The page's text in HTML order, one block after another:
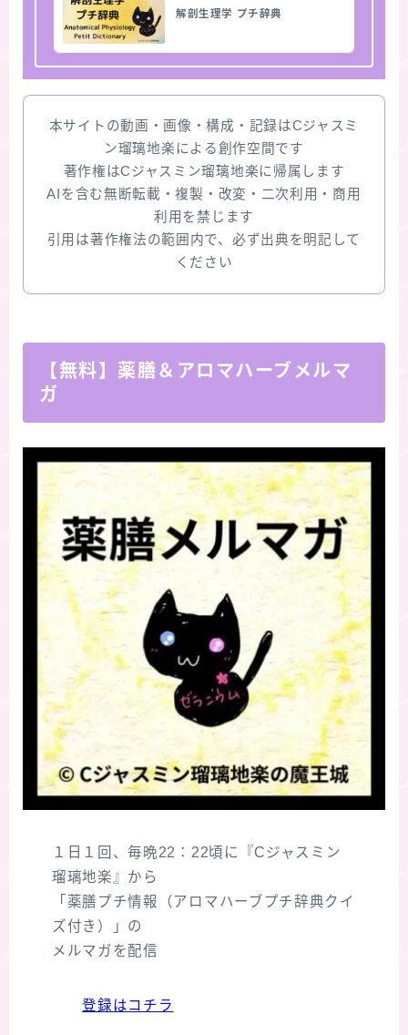
解剖生理学 プチ辞典
本サイトの動画・画像・構成・記録はCジャスミ
ン瑠璃地楽による創作空間です
著作権はCジャスミン瑠璃地楽に帰属します
AIを含む無断転載・複製・改変・二次利用・商用
利用を禁じます
引用は著作権法の範囲内で、必ず出典を明記して
ください
【無料】薬膳＆アロマハーブメルマ
ガ
１日１回、毎晩22：22頃に『Cジャスミン
瑠璃地楽』から
「薬膳プチ情報（アロマハーブプチ辞典クイ
ズ付き）」の
メルマガを配信
登録はコチラ